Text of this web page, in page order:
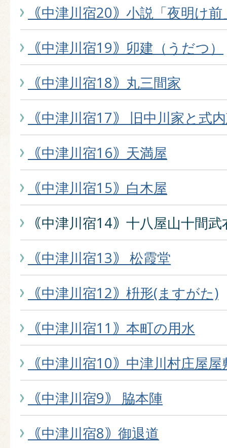
｟中津川宿20｠小説「夜明け前
｟中津川宿19｠卯建（うだつ）
｟中津川宿18｠丸三間家
｟中津川宿17｠ 旧中川家と式
｟中津川宿16｠天満屋
｟中津川宿15｠白木屋
｟中津川宿14｠十八屋山十間
｟中津川宿13｠ 松霞堂
｟中津川宿12｠枡形(ますがた)
｟中津川宿11｠本町の用水
｟中津川宿10｠中津川村庄屋屋
｟中津川宿9｠ 脇本陣
｟中津川宿8｠御退道